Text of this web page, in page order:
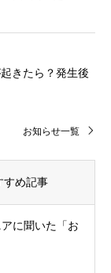
きたら？発生後
お知らせ一覧
すめ記事
に聞いた「お